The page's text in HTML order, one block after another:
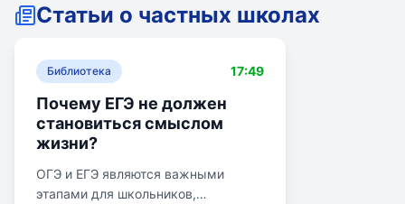
Статьи о частных школах
Библиотека 17:49
Почему ЕГЭ не должен
становиться смыслом
жизни?
ОГЭ и ЕГЭ являются важными
этапами для школьников,